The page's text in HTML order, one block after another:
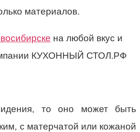
материалов.
на любой вкус и
КУХОННЫЙ СТОЛ.РФ
то оно может быть
с матерчатой или кожаной